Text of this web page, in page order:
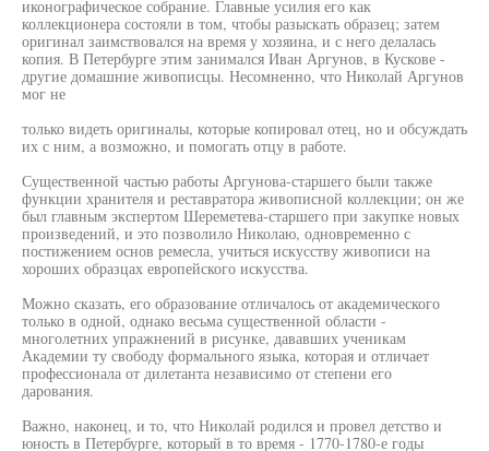
иконографическое собрание. Главные усилия его как
коллекционера состояли в том, чтобы разыскать образец; затем
оригинал заимствовался на время у хозяина, и с него делалась
копия. В Петербурге этим занимался Иван Аргунов, в Кускове -
другие домашние живописцы. Несомненно, что Николай Аргунов
мог не
только видеть оригиналы, которые копировал отец, но и обсуждать
их с ним, а возможно, и помогать отцу в работе.
Существенной частью работы Аргунова-старшего были также
функции хранителя и реставратора живописной коллекции; он же
был главным экспертом Шереметева-старшего при закупке новых
произведений, и это позволило Николаю, одновременно с
постижением основ ремесла, учиться искусству живописи на
хороших образцах европейского искусства.
Можно сказать, его образование отличалось от академического
только в одной, однако весьма существенной области -
многолетних упражнений в рисунке, дававших ученикам
Академии ту свободу формального языка, которая и отличает
профессионала от дилетанта независимо от степени его
дарования.
Важно, наконец, и то, что Николай родился и провел детство и
юность в Петербурге, который в то время - 1770-1780-е годы